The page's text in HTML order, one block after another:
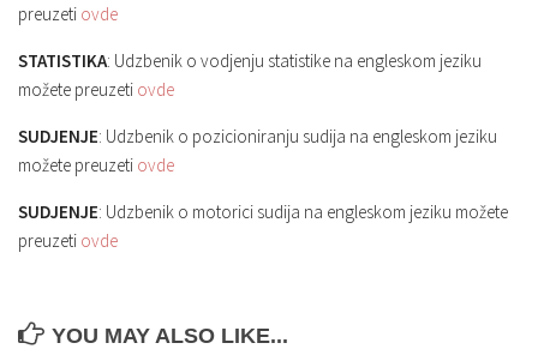
preuzeti ovde
STATISTIKA: Udzbenik o vodjenju statistike na engleskom jeziku
možete preuzeti ovde
SUDJENJE: Udzbenik o pozicioniranju sudija na engleskom jeziku
možete preuzeti ovde
SUDJENJE: Udzbenik o motorici sudija na engleskom jeziku možete
preuzeti ovde
YOU MAY ALSO LIKE...